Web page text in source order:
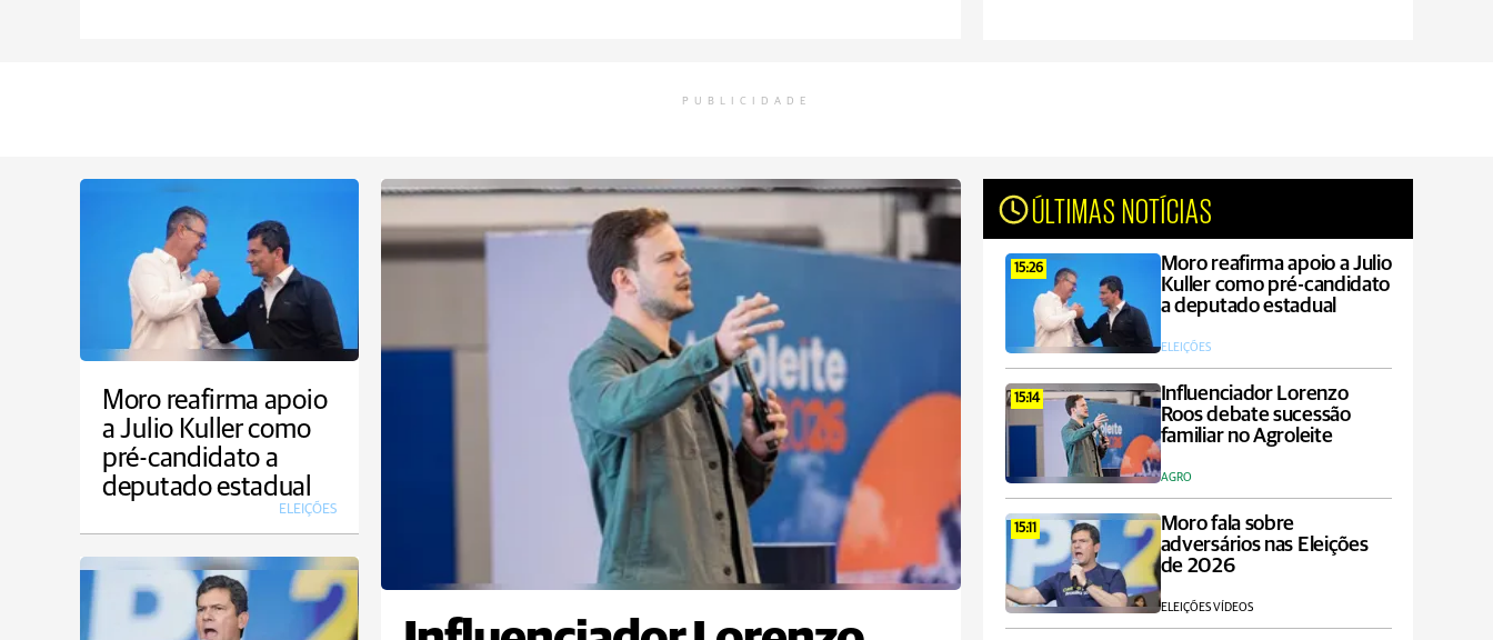
PUBLICIDADE
Moro reafirma apoio
a Julio Kuller como
pré-candidato a
deputado estadual
ELEIÇÕES
ÚLTIMAS NOTÍCIAS
15:26
Moro reafirma apoio a Julio
Kuller como pré-candidato
a deputado estadual
ELEIÇÕES
15:14
Influenciador Lorenzo
Roos debate sucessão
familiar no Agroleite
AGRO
15:11
Moro fala sobre
adversários nas Eleições
de 2026
ELEIÇÕES VÍDEOS